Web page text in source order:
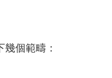
個範疇：